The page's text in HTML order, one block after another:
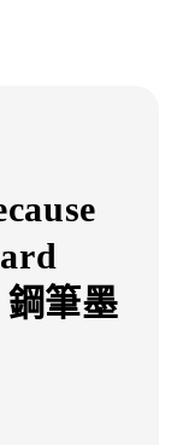
鋼筆墨